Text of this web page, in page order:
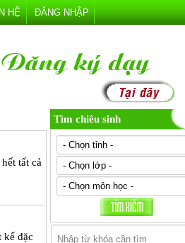
HỆ ĐĂNG NHẬP
tất cả
kế đặc
Tìm chiêu sinh